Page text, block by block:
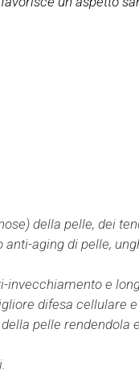
della pelle, dei
aging di pelle,
invecchiamento e
difesa cellulare
pelle rendendola